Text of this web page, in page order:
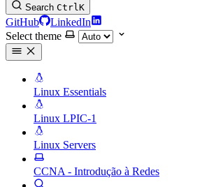
Search CtrlK
GitHub
LinkedIn
Select theme
Linux Essentials
Linux LPIC-1
Linux Servers
CCNA - Introdução à Redes